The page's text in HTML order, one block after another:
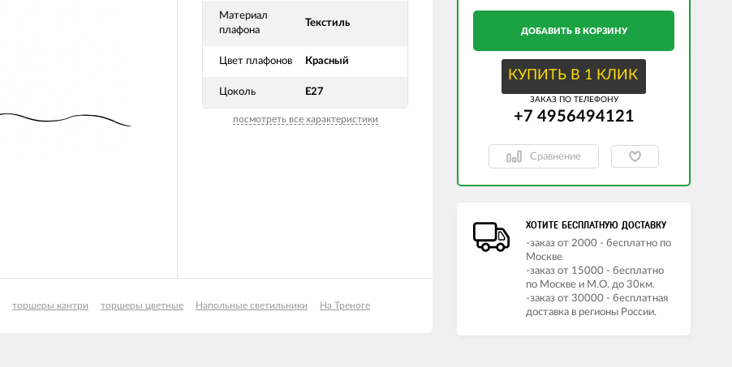
Материал
плафона
Текстиль
Цвет плафонов Красный
Цоколь E27
посмотреть все характеристики
торшеры кантри торшеры цветные Напольные светильники На Треноге
ДОБАВИТЬ В КОРЗИНУ
КУПИТЬ В 1 КЛИК
ЗАКАЗ ПО ТЕЛЕФОНУ
+7 4956494121
Сравнение
ХОТИТЕ БЕСПЛАТНУЮ ДОСТАВКУ
-заказ от 2000 - бесплатно по
Москве
-заказ от 15000 - бесплатно
по Москве и М.О. до 30км.
-заказ от 30000 - бесплатная
доставка в регионы России.